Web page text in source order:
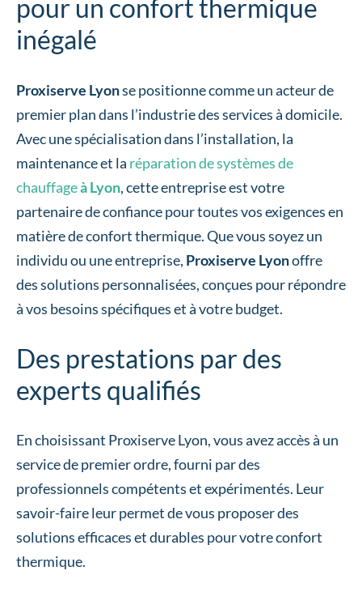
pour un confort thermique
inégalé
Proxiserve Lyonse positionne comme un acteur de
premier plan dans l’industrie des services à domicile.
Avec une spécialisation dans l’installation, la
maintenance et la réparation de systèmes de
chauffageà Lyon, cette entreprise est votre
partenaire de confiance pour toutes vos exigences en
matière de confort thermique. Que vous soyez un
individu ou une entreprise, Proxiserve Lyonoffre
des solutions personnalisées, conçues pour répondre
à vos besoins spécifiques et à votre budget.
Des prestations par des
experts qualifiés
En choisissant Proxiserve Lyon, vous avez accès à un
service de premier ordre, fourni par des
professionnels compétents et expérimentés. Leur
savoir-faire leur permet de vous proposer des
solutions efficaces et durables pour votre confort
thermique.